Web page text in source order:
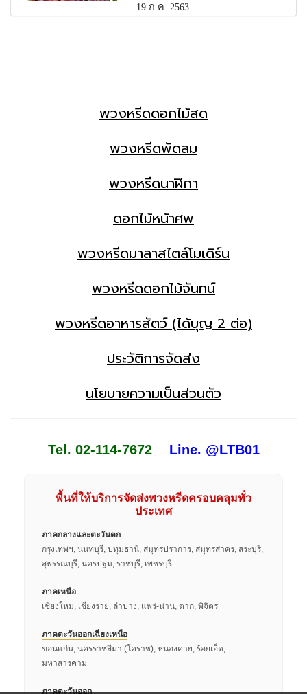
19 ก.ค. 2563
พวงหรีดดอกไม้สด
พวงหรีดพัดลม
พวงหรีดนาฬิกา
ดอกไม้หน้าศพ
พวงหรีดมาลาสไตล์โมเดิร์น
พวงหรีดดอกไม้จันทน์
พวงหรีดอาหารสัตว์ (ได้บุญ 2 ต่อ)
ประวัติการจัดส่ง
นโยบายความเป็นส่วนตัว
Tel. 02-114-7672 Line. @LTB01
พื้นที่ให้บริการจัดส่งพวงหรีดครอบคลุมทั่ว
ประเทศ
ภาคกลางและตะวันตก
กรุงเทพฯ, นนทบุรี, ปทุมธานี, สมุทรปราการ, สมุทรสาคร, สระบุรี,
สุพรรณบุรี, นครปฐม, ราชบุรี, เพชรบุรี
ภาคเหนือ
เชียงใหม่, เชียงราย, ลำปาง, แพร่-น่าน, ตาก, พิจิตร
ภาคตะวันออกเฉียงเหนือ
ขอนแก่น, นครราชสีมา (โคราช), หนองคาย, ร้อยเอ็ด,
มหาสารคาม
ภาคตะวันออก